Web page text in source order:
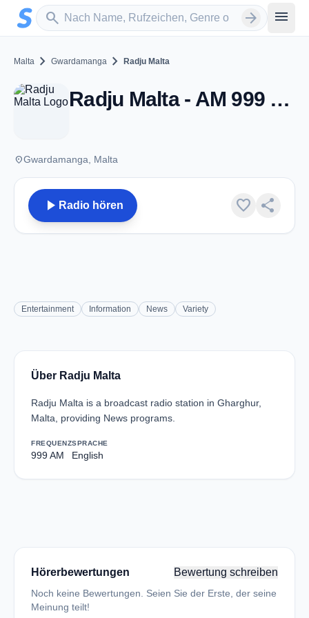
Zum Hauptinhalt springen
search
Sender suchen arrow_forward menu
Malta chevron_right Gwardamanga chevron_right Radju Malta
Radju Malta - AM 999 - Gwardamanga
placeGwardamanga, Malta
play_arrow Radio hören favorite share
Entertainment Information News Variety
Über Radju Malta
Radju Malta is a broadcast radio station in Gharghur,
Malta, providing News programs.
FREQUENZ
999 AM
SPRACHE
English
Hörerbewertungen Bewertung schreiben
Noch keine Bewertungen. Seien Sie der Erste, der seine
Meinung teilt!